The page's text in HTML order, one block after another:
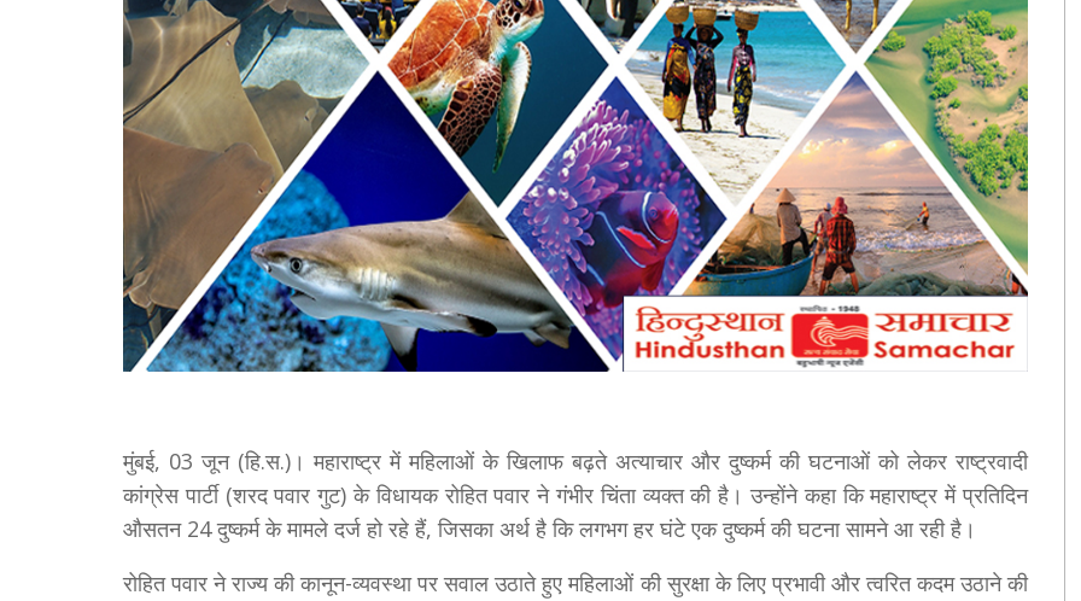
मुंबई, 03 जून (हि.स.)। महाराष्ट्र में महिलाओं के खिलाफ बढ़ते अत्याचार और दुष्कर्म की घटनाओं को लेकर राष्ट्रवादी
कांग्रेस पार्टी (शरद पवार गुट) के विधायक रोहित पवार ने गंभीर चिंता व्यक्त की है। उन्होंने कहा कि महाराष्ट्र में प्रतिदिन
औसतन 24 दुष्कर्म के मामले दर्ज हो रहे हैं, जिसका अर्थ है कि लगभग हर घंटे एक दुष्कर्म की घटना सामने आ रही है।
रोहित पवार ने राज्य की कानून-व्यवस्था पर सवाल उठाते हुए महिलाओं की सुरक्षा के लिए प्रभावी और त्वरित कदम उठाने की